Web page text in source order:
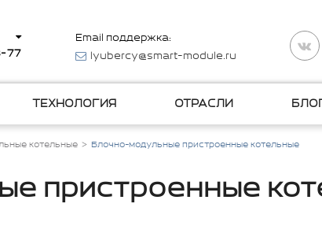
77
Email поддержка:
lyubercy@smart-module.ru
ТЕХНОЛОГИЯ ОТРАСЛИ
котельные Блочно-модульные пристроенные котельные
пристроенные